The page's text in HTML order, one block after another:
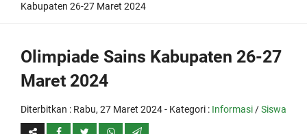
Kabupaten 26-27 Maret 2024
Olimpiade Sains Kabupaten 26-27
Maret 2024
Diterbitkan : Rabu, 27 Maret 2024- Kategori : Informasi /Siswa